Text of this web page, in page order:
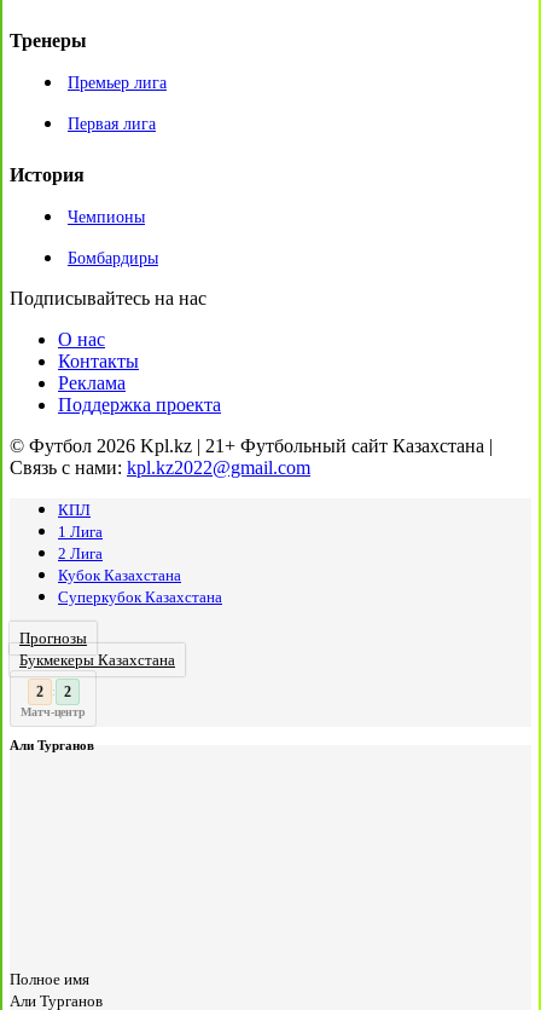
Тренеры
Премьер лига
Первая лига
История
Чемпионы
Бомбардиры
Подписывайтесь на нас
О нас
Контакты
Реклама
Поддержка проекта
© Футбол 2026 Kpl.kz | 21+ Футбольный сайт Казахстана |
Связь с нами: kpl.kz2022@gmail.com
КПЛ
1 Лига
2 Лига
Кубок Казахстана
Суперкубок Казахстана
Прогнозы
Букмекеры Казахстана
3 : 2
Матч-центр
Али Турганов
Полное имя
Али Турганов